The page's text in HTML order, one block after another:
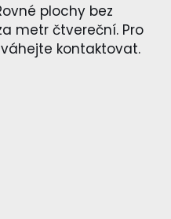
plochy bez
metr čtvereční. Pro
kontaktovat.